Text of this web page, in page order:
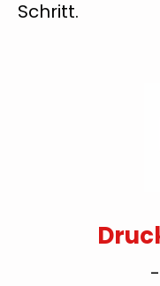
Schritt.